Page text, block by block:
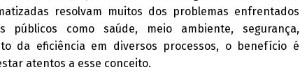
resolvam muitos dos problemas enfrentados
públicos como saúde, meio ambiente, segurança,
da eficiência em diversos processos, o benefício é
atentos a esse conceito.